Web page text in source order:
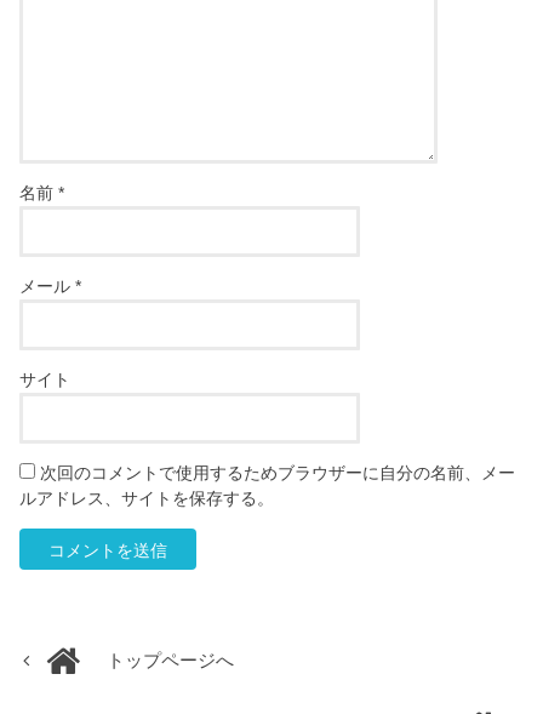
名前*
メール*
サイト
次回のコメントで使用するためブラウザーに自分の名前、メー
ルアドレス、サイトを保存する。
トップページへ